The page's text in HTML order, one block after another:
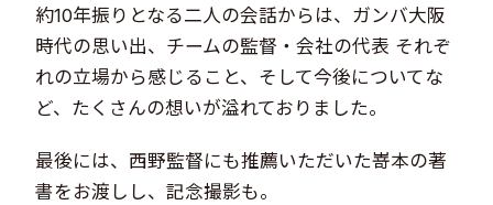
約10年振りとなる二人の会話からは、ガンバ大阪
時代の思い出、チームの監督・会社の代表 それぞ
れの立場から感じること、そして今後についてな
ど、たくさんの想いが溢れておりました。
最後には、西野監督にも推薦いただいた嵜本の著
書をお渡しし、記念撮影も。